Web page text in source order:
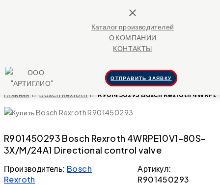
close
Каталог производителей
О КОМПАНИИ
КОНТАКТЫ
ОТПРАВИТЬ ЗАЯВКУ
Главная Bosch Rexroth R901450293 Bosch Rexroth
R901450293 Bosch Rexroth 4WRPE10V1-80S-
3X/M/24A1 Directional control valve
Производитель: Bosch
Rexroth
Артикул:
R901450293